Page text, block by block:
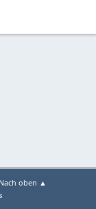
Nach oben ▲